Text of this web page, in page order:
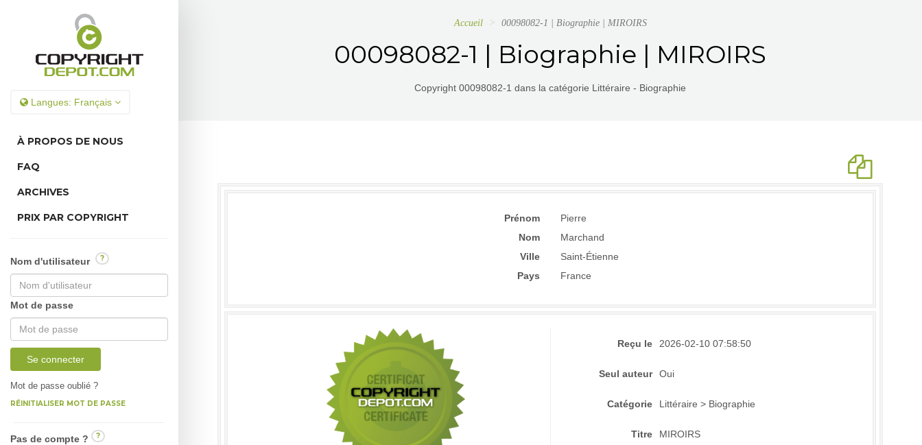
Langues: Français
À PROPOS DE NOUS
FAQ
ARCHIVES
PRIX PAR COPYRIGHT
Nom d'utilisateur ?
Mot de passe
Se connecter
Mot de passe oublié ?
RÉINITIALISER MOT DE PASSE
Pas de compte ? ?
Accueil 00098082-1 | Biographie | MIROIRS
00098082-1 | Biographie | MIROIRS
Copyright 00098082-1 dans la catégorie Littéraire - Biographie
Prénom
Pierre
Nom
Marchand
Ville
Saint-Étienne
Pays
France
Reçu le 2026-02-10 07:58:50
Seul auteur Oui
Catégorie Littéraire > Biographie
Titre MIROIRS